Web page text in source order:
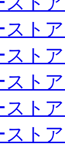
スト
スト
スト
スト
スト